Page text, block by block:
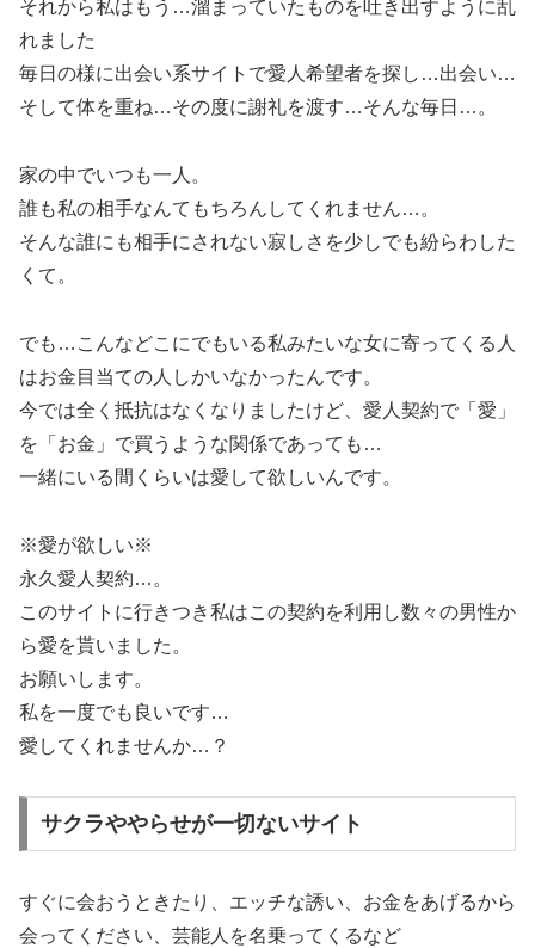
それから私はもう…溜まっていたものを吐き出すように乱
れました
毎日の様に出会い系サイトで愛人希望者を探し…出会い…
そして体を重ね…その度に謝礼を渡す…そんな毎日…。
家の中でいつも一人。
誰も私の相手なんてもちろんしてくれません…。
そんな誰にも相手にされない寂しさを少しでも紛らわした
くて。
でも…こんなどこにでもいる私みたいな女に寄ってくる人
はお金目当ての人しかいなかったんです。
今では全く抵抗はなくなりましたけど、愛人契約で「愛」
を「お金」で買うような関係であっても…
一緒にいる間くらいは愛して欲しいんです。
※愛が欲しい※
永久愛人契約…。
このサイトに行きつき私はこの契約を利用し数々の男性か
ら愛を貰いました。
お願いします。
私を一度でも良いです…
愛してくれませんか…？
サクラややらせが一切ないサイト
すぐに会おうときたり、エッチな誘い、お金をあげるから
会ってください、芸能人を名乗ってくるなど